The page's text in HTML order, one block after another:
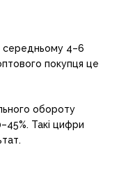
середньому 4–6
покупця це
обороту
Такі цифри